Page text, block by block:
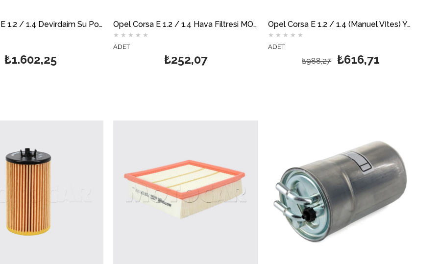
Opel Corsa E 1.2 / 1.4 Devirdaim Su Pompası AİRTEX
₺1.602,25
Opel Corsa E 1.2 / 1.4 Hava Filtresi MOTOCAR
★ ★ ★ ★ ★
ADET
₺252,07
Opel Corsa E 1.2 / 1.4 (Manuel Vİtes) Yağ Filtresi GM
★ ★ ★ ★ ★
ADET
₺616,71
₺988,27